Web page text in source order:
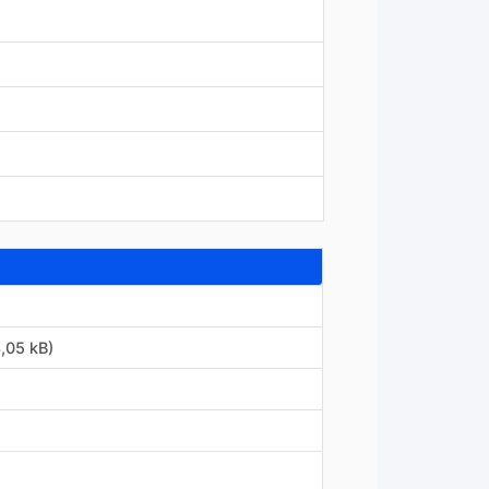
kB)